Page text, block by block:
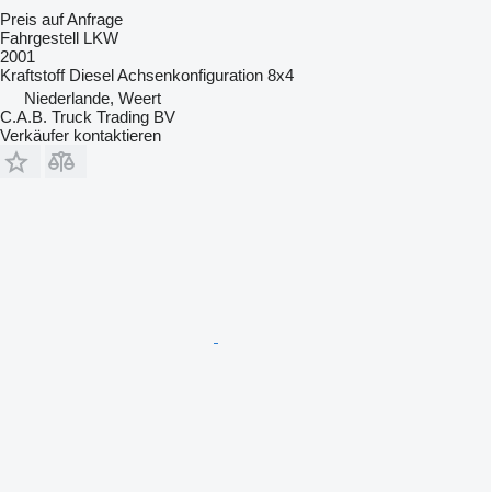
Preis auf Anfrage
Fahrgestell LKW
2001
Kraftstoff DieselAchsenkonfiguration 8x4
Niederlande, Weert
C.A.B. Truck Trading BV
Verkäufer kontaktieren